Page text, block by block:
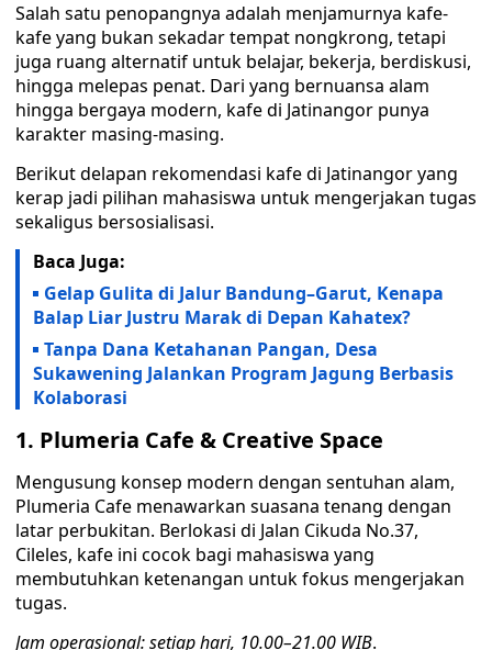
Salah satu penopangnya adalah menjamurnya kafe-
kafe yang bukan sekadar tempat nongkrong, tetapi
juga ruang alternatif untuk belajar, bekerja, berdiskusi,
hingga melepas penat. Dari yang bernuansa alam
hingga bergaya modern, kafe di Jatinangor punya
karakter masing-masing.
Berikut delapan rekomendasi kafe di Jatinangor yang
kerap jadi pilihan mahasiswa untuk mengerjakan tugas
sekaligus bersosialisasi.
Baca Juga:
Gelap Gulita di Jalur Bandung–Garut, Kenapa
Balap Liar Justru Marak di Depan Kahatex?
Tanpa Dana Ketahanan Pangan, Desa
Sukawening Jalankan Program Jagung Berbasis
Kolaborasi
1. Plumeria Cafe & Creative Space
Mengusung konsep modern dengan sentuhan alam,
Plumeria Cafe menawarkan suasana tenang dengan
latar perbukitan. Berlokasi di Jalan Cikuda No.37,
Cileles, kafe ini cocok bagi mahasiswa yang
membutuhkan ketenangan untuk fokus mengerjakan
tugas.
Jam operasional: setiap hari, 10.00–21.00 WIB.